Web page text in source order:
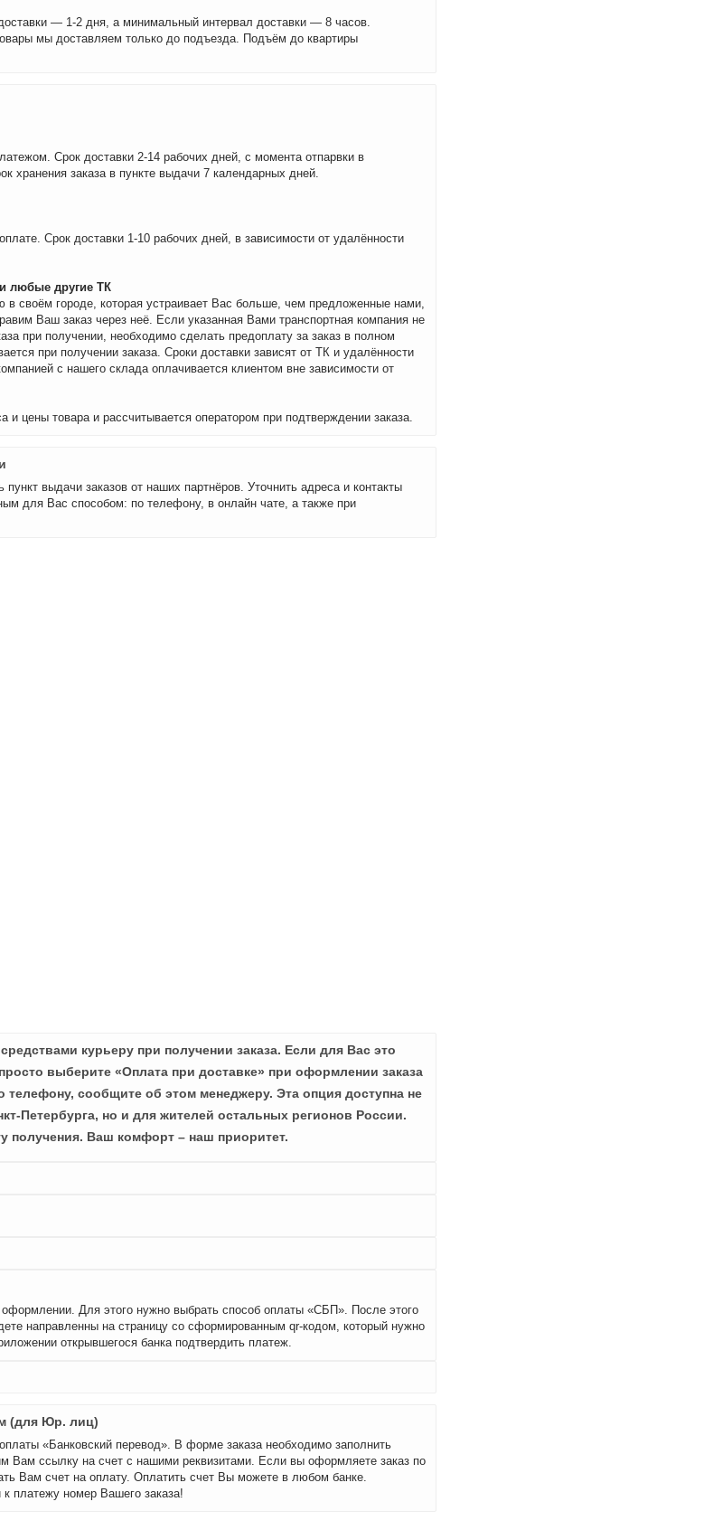
— 1-2 дня, а минимальный интервал доставки — 8 часов.
мы доставляем только до подъезда. Подъём до квартиры
Срок доставки 2-14 рабочих дней, с момента отпарвки в
хранения заказа в пункте выдачи 7 календарных дней.
Срок доставки 1-10 рабочих дней, в зависимости от удалённости
любые другие ТК
в своём городе, которая устраивает Вас больше, чем предложенные нами,
Ваш заказ через неё. Если указанная Вами транспортная компания не
при получении, необходимо сделать предоплату за заказ в полном
при получении заказа. Сроки доставки зависят от ТК и удалённости
с нашего склада оплачивается клиентом вне зависимости от
и цены товара и рассчитывается оператором при подтверждении заказа.
выдачи заказов от наших партнёров. Уточнить адреса и контакты
для Вас способом: по телефону, в онлайн чате, а также при
курьеру при получении заказа. Если для Вас это
выберите «Оплата при доставке» при оформлении заказа
сообщите об этом менеджеру. Эта опция доступна не
Петербурга, но и для жителей остальных регионов России.
получения. Ваш комфорт – наш приоритет.
оформлении. Для этого нужно выбрать способ оплаты «СБП». После этого
направленны на страницу со сформированным qr-кодом, который нужно
открывшегося банка подтвердить платеж.
(для Юр. лиц)
«Банковский перевод». В форме заказа необходимо заполнить
Вам ссылку на счет с нашими реквизитами. Если вы оформляете заказ по
Вам счет на оплату. Оплатить счет Вы можете в любом банке.
платежу номер Вашего заказа!